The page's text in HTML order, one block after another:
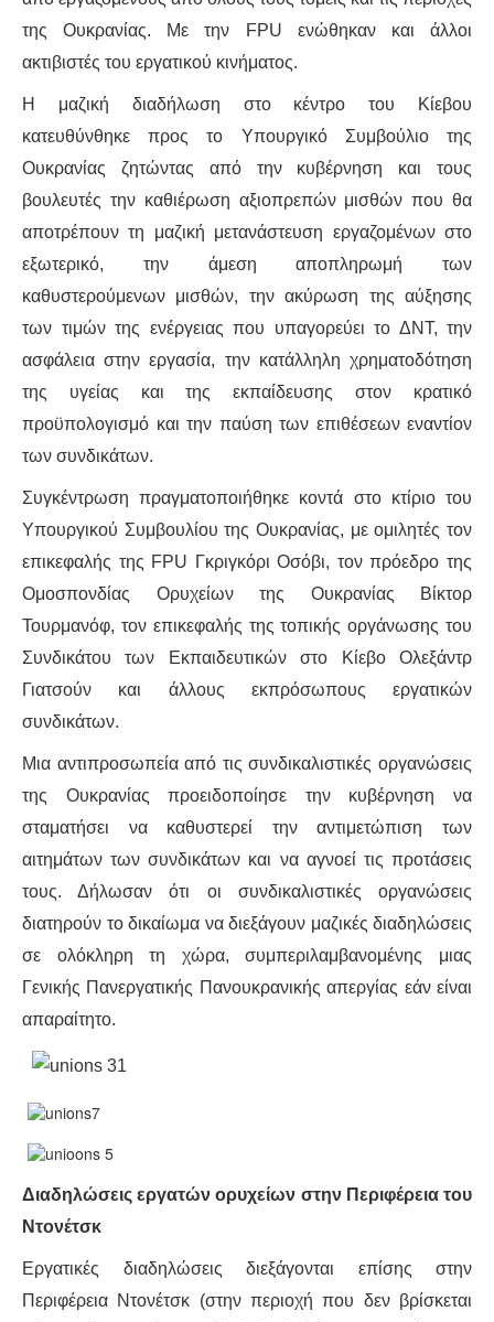
ΜΈΣΗ ΑΝΑΤΟΛΉ / ΒΌΡΕΙΑ ΑΦΡΙΚΉ
ΒΌΡΕΙΑ ΑΜΕΡΙΚΉ
ΛΑΤΙΝΙΚΉ ΑΜΕΡΙΚΉ
ΑΣΊΑ / ΩΚΕΑΝΊΑ
ΑΦΡΙΚΉ
ΕΡΓΑΤΙΚΌ ΚΊΝΗΜΑ
ΚΙΝΗΤΟΠΟΙΉΣΕΙΣ
ΕΙΔΉΣΕΙΣ
ΑΝΑΛΎΣΕΙΣ
ΚΙΝΉΜΑΤΑ
ΚΙΝΗΤΟΠΟΙΉΣΕΙΣ
ΕΙΔΉΣΕΙΣ
ΝΕΟΛΑΊΑ
ΑΝΤΙΦΑΣΙΣΤΙΚΌ
ΑΝΤΙΡΑΤΣΙΣΤΙΚΌ
ΓΥΝΑΙΚΕΊΟ
ΙΣΤΟΡΊΑ / ΘΕΩΡΊΑ
ΘΕΩΡΊΑ
της Ουκρανίας. Με την FPU ενώθηκαν και άλλοι
ακτιβιστές του εργατικού κινήματος.
Η μαζική διαδήλωση στο κέντρο του Κίεβου
κατευθύνθηκε προς το Υπουργικό Συμβούλιο της
Ουκρανίας ζητώντας από την κυβέρνηση και τους
βουλευτές την καθιέρωση αξιοπρεπών μισθών που θα
αποτρέπουν τη μαζική μετανάστευση εργαζομένων στο
εξωτερικό, την άμεση αποπληρωμή των
καθυστερούμενων μισθών, την ακύρωση της αύξησης
των τιμών της ενέργειας που υπαγορεύει το ΔΝΤ, την
ασφάλεια στην εργασία, την κατάλληλη χρηματοδότηση
της υγείας και της εκπαίδευσης στον κρατικό
προϋπολογισμό και την παύση των επιθέσεων εναντίον
των συνδικάτων.
Συγκέντρωση πραγματοποιήθηκε κοντά στο κτίριο του
Υπουργικού Συμβουλίου της Ουκρανίας, με ομιλητές τον
επικεφαλής της FPU Γκριγκόρι Οσόβι, τον πρόεδρο της
Ομοσπονδίας Ορυχείων της Ουκρανίας Βίκτορ
Τουρμανόφ, τον επικεφαλής της τοπικής οργάνωσης του
Συνδικάτου των Εκπαιδευτικών στο Κίεβο Ολεξάντρ
Γιατσούν και άλλους εκπρόσωπους εργατικών
συνδικάτων.
Μια αντιπροσωπεία από τις συνδικαλιστικές οργανώσεις
της Ουκρανίας προειδοποίησε την κυβέρνηση να
σταματήσει να καθυστερεί την αντιμετώπιση των
αιτημάτων των συνδικάτων και να αγνοεί τις προτάσεις
τους. Δήλωσαν ότι οι συνδικαλιστικές οργανώσεις
διατηρούν το δικαίωμα να διεξάγουν μαζικές διαδηλώσεις
σε ολόκληρη τη χώρα, συμπεριλαμβανομένης μιας
Γενικής Πανεργατικής Πανουκρανικής απεργίας εάν είναι
απαραίτητο.
Διαδηλώσεις εργατών ορυχείων στην Περιφέρεια του
Ντονέτσκ
Εργατικές διαδηλώσεις διεξάγονται επίσης στην
Περιφέρεια Ντονέτσκ (στην περιοχή που δεν βρίσκεται